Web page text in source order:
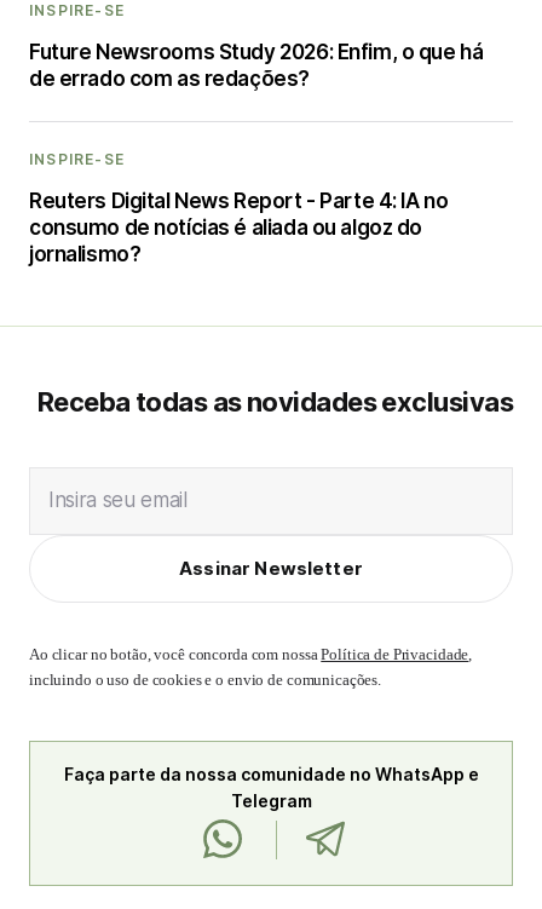
INSPIRE-SE
Future Newsrooms Study 2026: Enfim, o que há
de errado com as redações?
INSPIRE-SE
Reuters Digital News Report - Parte 4: IA no
consumo de notícias é aliada ou algoz do
jornalismo?
Receba todas as novidades exclusivas
Insira seu email
Assinar Newsletter
Ao clicar no botão, você concorda com nossaPolítica de Privacidade,
incluindo o uso de cookies e o envio de comunicações.
Faça parte da nossa comunidade no WhatsApp e
Telegram